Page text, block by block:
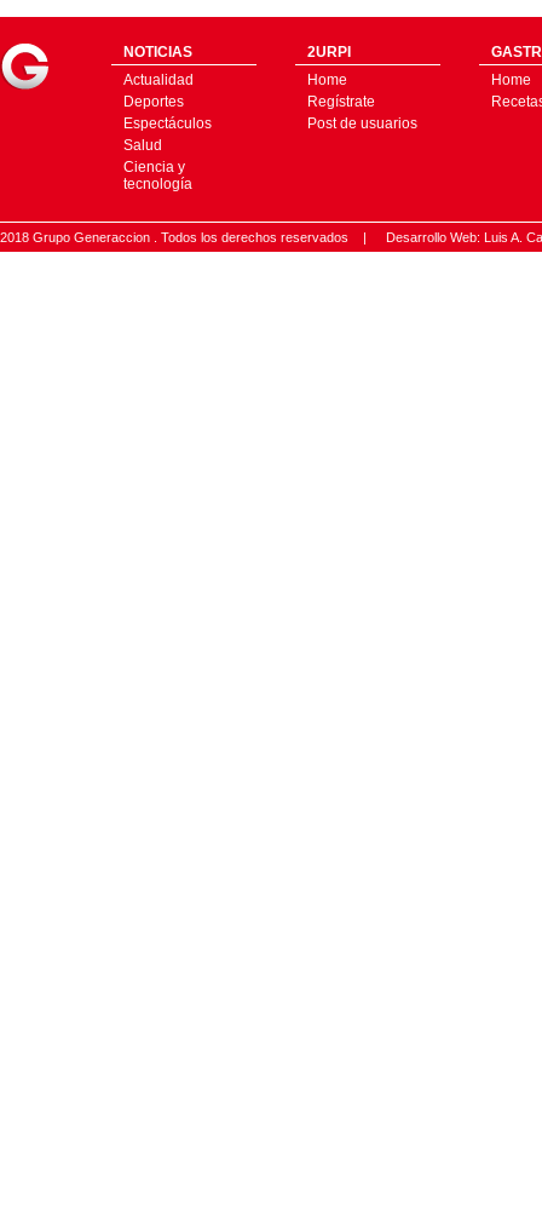
NOTICIAS
Actualidad
Deportes
Espectáculos
Salud
Ciencia y
tecnología
2URPI
Home
Regístrate
Post de usuarios
Home
2018 Grupo Generaccion . Todos los derechos reservados | Desarrollo Web: Luis